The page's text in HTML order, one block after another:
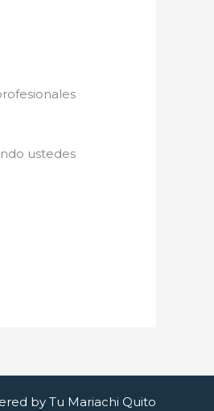
ustedes
by Tu Mariachi Quito